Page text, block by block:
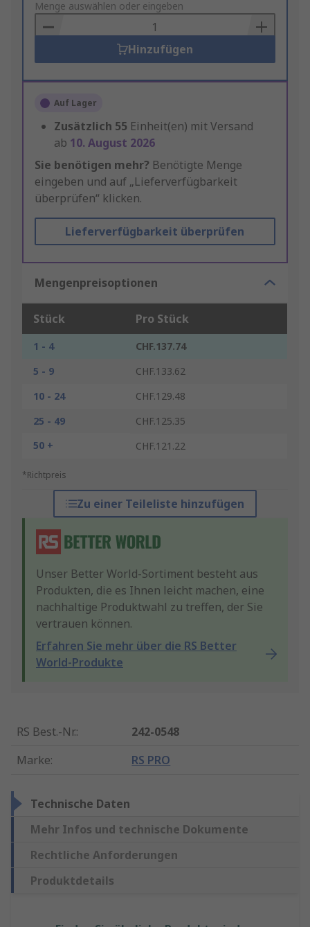
to
Basket
Menge auswählen oder eingeben
Hinzufügen
Auf Lager
Zusätzlich 55 Einheit(en) mit Versand
ab 10. August 2026
Sie benötigen mehr? Benötigte Menge
eingeben und auf „Lieferverfügbarkeit
überprüfen“ klicken.
Lieferverfügbarkeit überprüfen
Mengenpreisoptionen
Stück Pro Stück
1 - 4
CHF.137.74
5 - 9
CHF.133.62
10 - 24
CHF.129.48
25 - 49
CHF.125.35
50 +
CHF.121.22
*Richtpreis
Zu einer Teileliste hinzufügen
Unser Better World-Sortiment besteht aus
Produkten, die es Ihnen leicht machen, eine
nachhaltige Produktwahl zu treffen, der Sie
vertrauen können.
Erfahren Sie mehr über die RS Better
World-Produkte
RS Best.-Nr.:
242-0548
Marke: RS PRO
Technische Daten
Mehr Infos und technische Dokumente
Rechtliche Anforderungen
Produktdetails